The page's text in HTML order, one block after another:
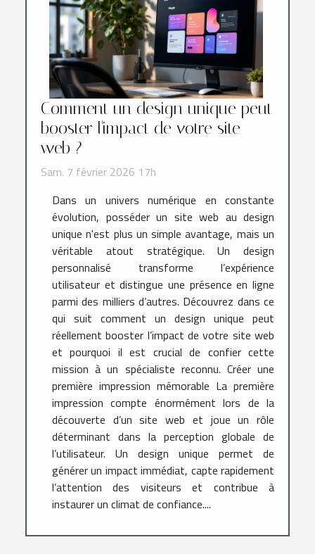
Comment un design unique peut
booster l'impact de votre site
web ?
Sam. 7 février 2026 17h
Dans un univers numérique en constante
évolution, posséder un site web au design
unique n'est plus un simple avantage, mais un
véritable atout stratégique. Un design
personnalisé transforme l’expérience
utilisateur et distingue une présence en ligne
parmi des milliers d’autres. Découvrez dans ce
qui suit comment un design unique peut
réellement booster l’impact de votre site web
et pourquoi il est crucial de confier cette
mission à un spécialiste reconnu. Créer une
première impression mémorable La première
impression compte énormément lors de la
découverte d’un site web et joue un rôle
déterminant dans la perception globale de
l’utilisateur. Un design unique permet de
générer un impact immédiat, capte rapidement
l’attention des visiteurs et contribue à
instaurer un climat de confiance....